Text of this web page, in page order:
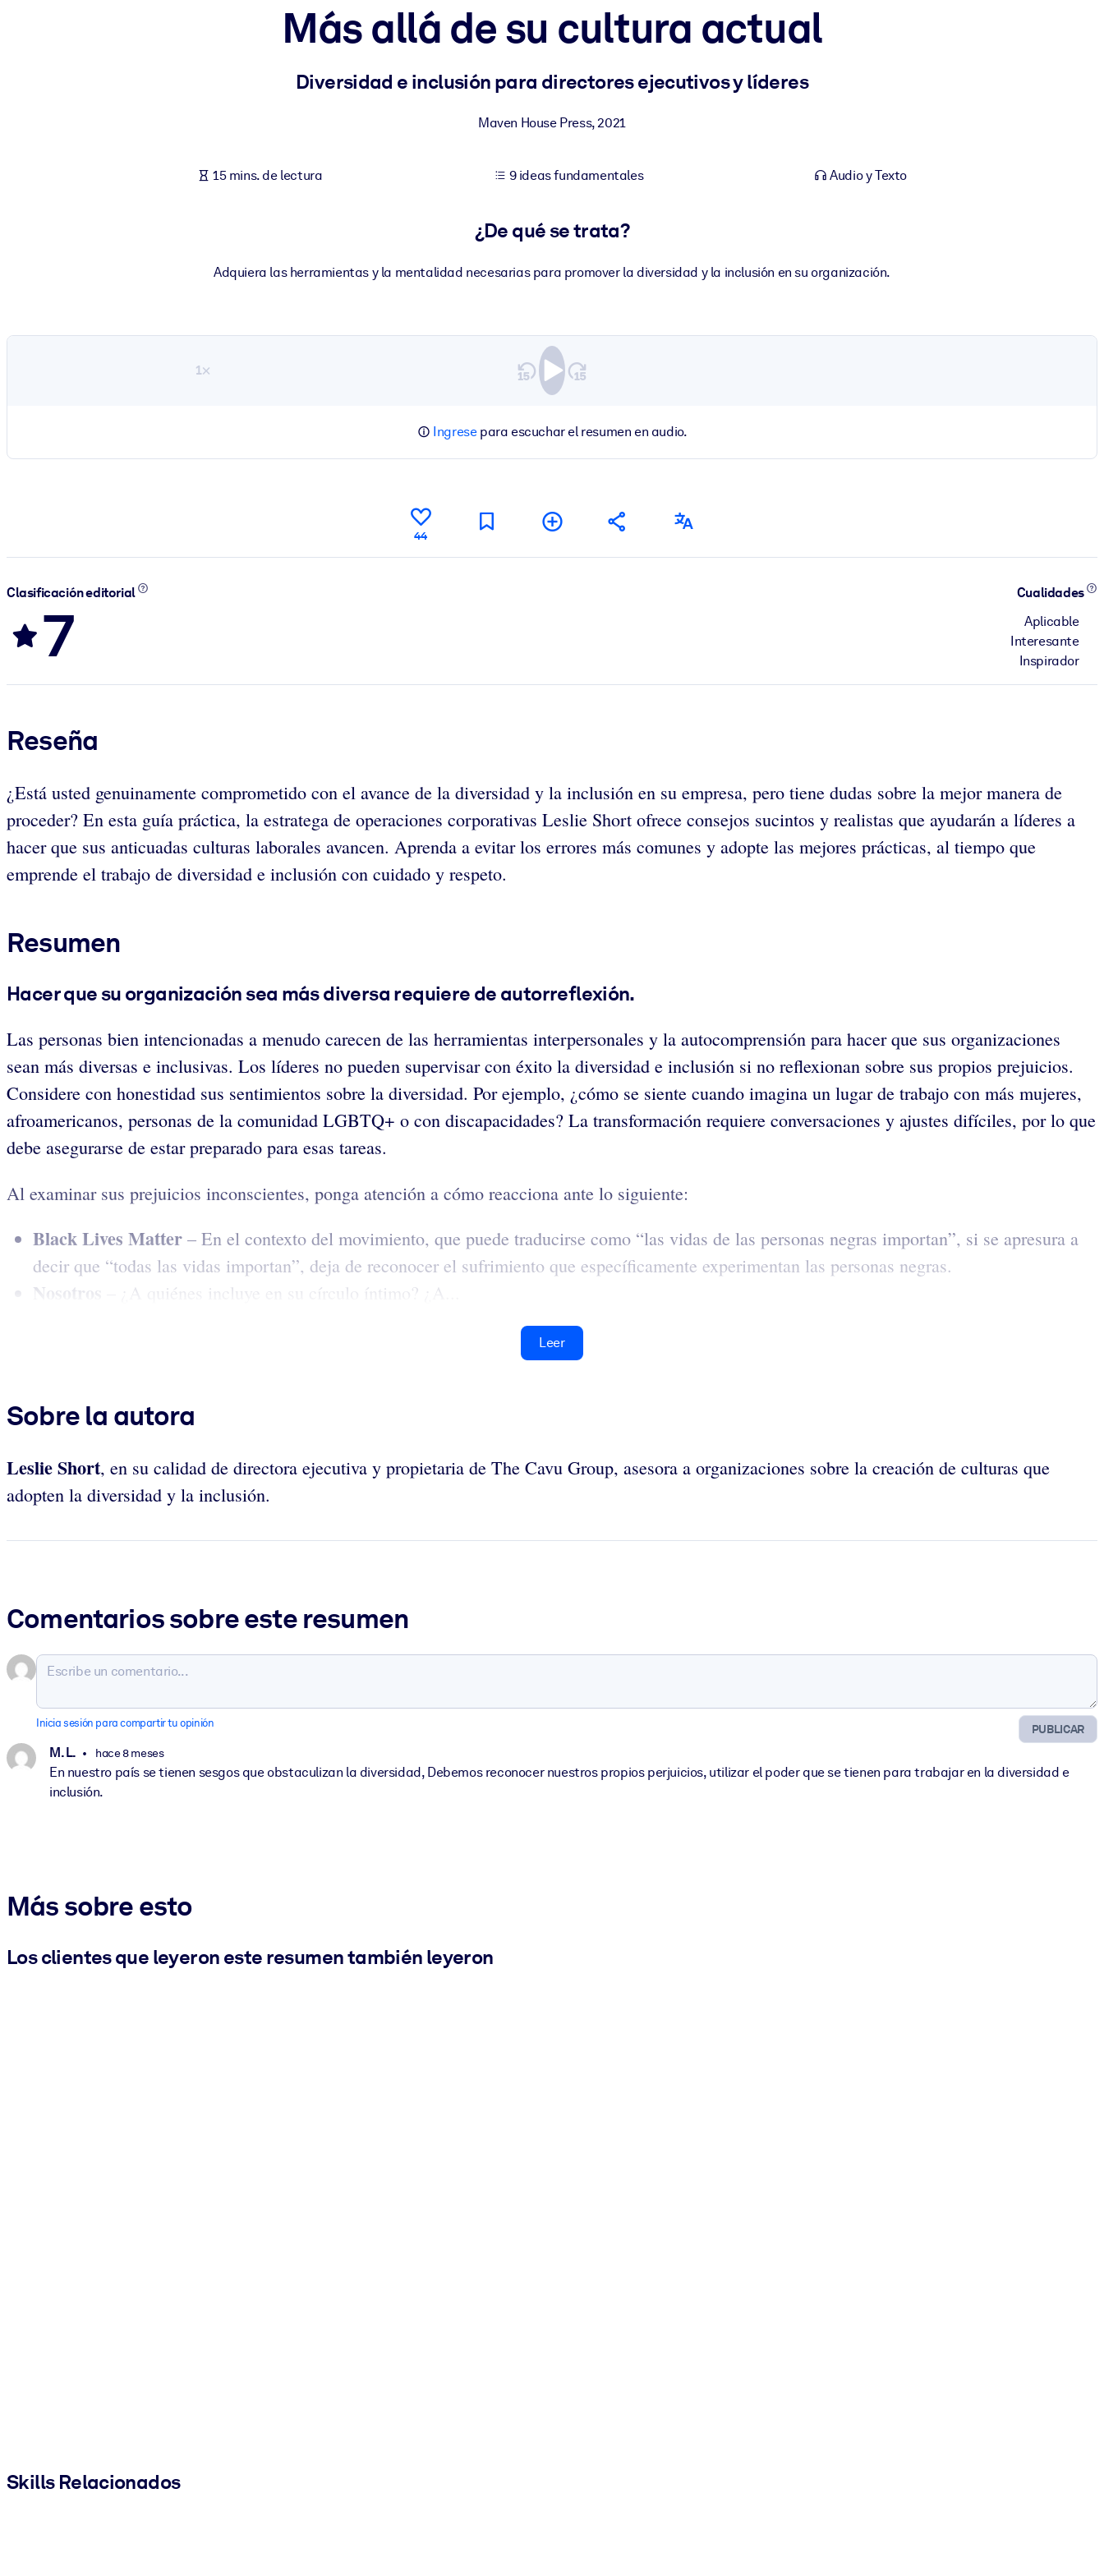
Enriquezca su biblioteca corporativa con conocimientos empresariales confiables y listos para usar.
Alimente sus sistemas de IA con conocimientos fiables y estructurados para mejorar los resultados.
Más allá de su cultura actual
Diversidad e inclusión para directores ejecutivos y líderes
Maven House Press,2021
15 mins. de lectura 9 ideas fundamentales Audio y Texto
¿De qué se trata?
Adquiera las herramientas y la mentalidad necesarias para promover la diversidad y la inclusión en su organización.
1×
Ingresepara escuchar el resumen en audio.
44
Clasificación editorial
7
Cualidades
Aplicable
Interesante
Inspirador
Reseña
¿Está usted genuinamente comprometido con el avance de la diversidad y la inclusión en su empresa, pero tiene dudas sobre la mejor manera de
proceder? En esta guía práctica, la estratega de operaciones corporativas Leslie Short ofrece consejos sucintos y realistas que ayudarán a líderes a
hacer que sus anticuadas culturas laborales avancen. Aprenda a evitar los errores más comunes y adopte las mejores prácticas, al tiempo que
emprende el trabajo de diversidad e inclusión con cuidado y respeto.
Resumen
Hacer que su organización sea más diversa requiere de autorreflexión.
Las personas bien intencionadas a menudo carecen de las herramientas interpersonales y la autocomprensión para hacer que sus organizaciones
sean más diversas e inclusivas. Los líderes no pueden supervisar con éxito la diversidad e inclusión si no reflexionan sobre sus propios prejuicios.
Considere con honestidad sus sentimientos sobre la diversidad. Por ejemplo, ¿cómo se siente cuando imagina un lugar de trabajo con más mujeres,
afroamericanos, personas de la comunidad LGBTQ+ o con discapacidades? La transformación requiere conversaciones y ajustes difíciles, por lo que
debe asegurarse de estar preparado para esas tareas.
Al examinar sus prejuicios inconscientes, ponga atención a cómo reacciona ante lo siguiente:
Black Lives Matter – En el contexto del movimiento, que puede traducirse como “las vidas de las personas negras importan”, si se apresura a
decir que “todas las vidas importan”, deja de reconocer el sufrimiento que específicamente experimentan las personas negras.
Nosotros – ¿A quiénes incluye en su círculo íntimo? ¿A...
Leer
Sobre la autora
Leslie Short, en su calidad de directora ejecutiva y propietaria de The Cavu Group, asesora a organizaciones sobre la creación de culturas que
adopten la diversidad y la inclusión.
Comentarios sobre este resumen
PUBLICAR
Inicia sesión para compartir tu opinión
M. L. hace 8 meses
En nuestro país se tienen sesgos que obstaculizan la diversidad, Debemos reconocer nuestros propios perjuicios, utilizar el poder que se tienen para trabajar en la diversidad e
inclusión.
Más sobre esto
Los clientes que leyeron este resumen también leyeron
Skills Relacionados